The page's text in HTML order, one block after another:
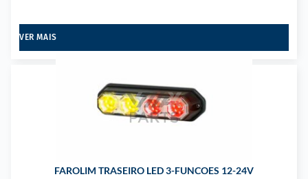
VER MAIS
FAROLIM TRASEIRO LED 3-FUNCOES 12-24V